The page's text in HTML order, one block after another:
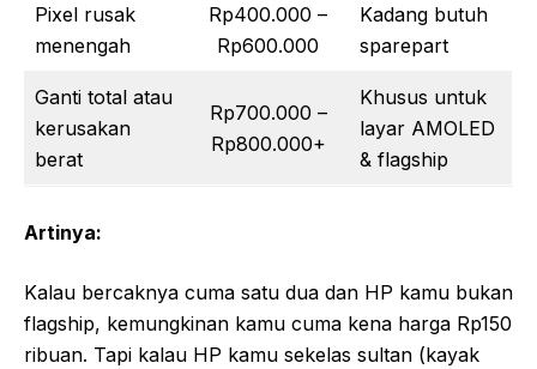
Pixel rusak
menengah
Rp400.000 –
Rp600.000
Kadang butuh
sparepart
Ganti total atau
kerusakan
berat
Rp700.000 –
Rp800.000+
Khusus untuk
layar AMOLED
& flagship
Artinya:
Kalau bercaknya cuma satu dua dan HP kamu bukan
flagship, kemungkinan kamu cuma kena harga Rp150
ribuan. Tapi kalau HP kamu sekelas sultan (kayak